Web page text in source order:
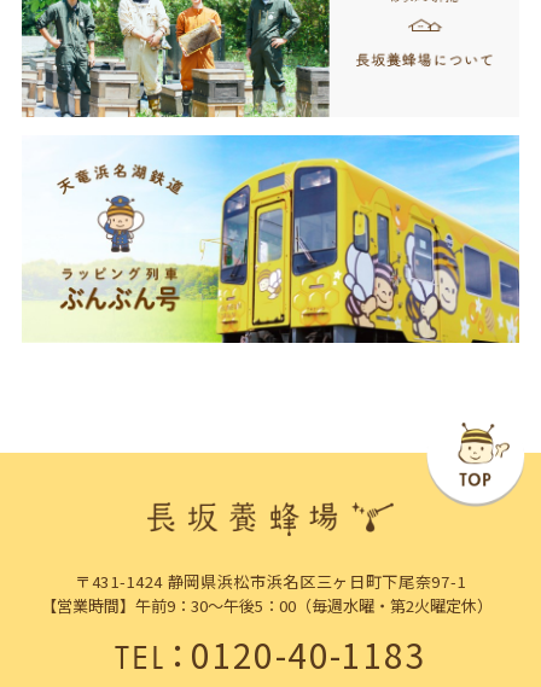
〒431-1424 静岡県浜松市浜名区三ヶ日町下尾奈97-1
【営業時間】午前9：30～午後5：00（毎週水曜・第2火曜定休）
TEL：0120-40-1183